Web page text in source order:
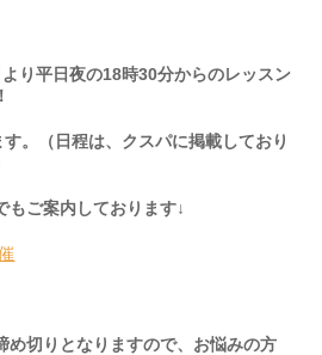
り平日夜の18時30分からのレッスン
。（日程は、クスパに掲載しており
もご案内しております↓
め切りとなりますので、お悩みの方